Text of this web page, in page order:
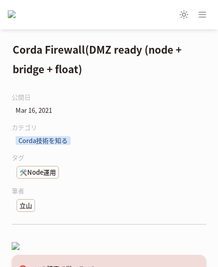
Corda Firewall(DMZ ready (node +
bridge + float)
公開日
Mar 16, 2021
カテゴリ
Corda技術を知る
タグ
🛠️Node運用
筆者
立山